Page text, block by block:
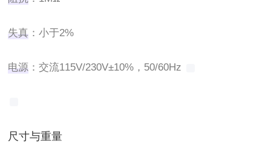
失真 ‌：小于2%
电源 ‌：交流115V/230V±10%，50/60Hz ‌
尺寸与重量